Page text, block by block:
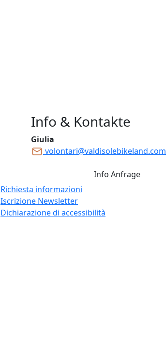
Info & Kontakte
Giulia
volontari@valdisolebikeland.com
Info Anfrage
Richiesta informazioni
Iscrizione Newsletter
Dichiarazione di accessibilità